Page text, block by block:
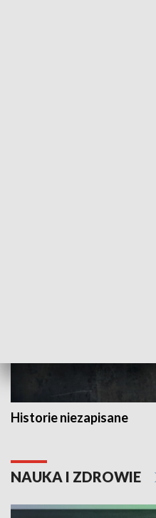
Historie niezapisane
NAUKA I ZDROWIE